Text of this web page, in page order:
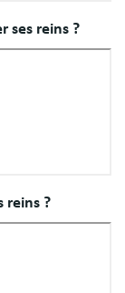
ses reins ?
reins ?